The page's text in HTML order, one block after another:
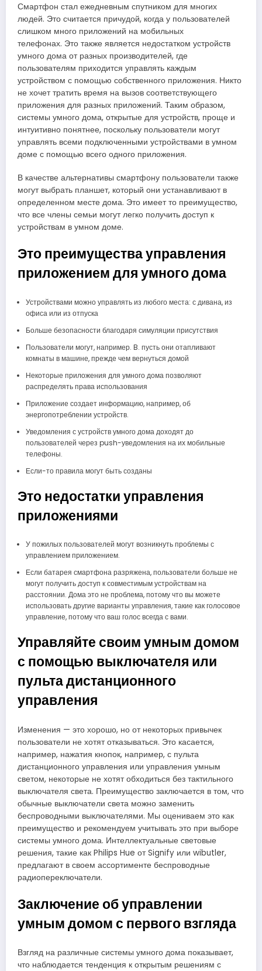
Смартфон стал ежедневным спутником для многих
людей. Это считается причудой, когда у пользователей
слишком много приложений на мобильных
телефонах. Это также является недостатком устройств
умного дома от разных производителей, где
пользователям приходится управлять каждым
устройством с помощью собственного приложения. Никто
не хочет тратить время на вызов соответствующего
приложения для разных приложений. Таким образом,
системы умного дома, открытые для устройств, проще и
интуитивно понятнее, поскольку пользователи могут
управлять всеми подключенными устройствами в умном
доме с помощью всего одного приложения.
В качестве альтернативы смартфону пользователи также
могут выбрать планшет, который они устанавливают в
определенном месте дома. Это имеет то преимущество,
что все члены семьи могут легко получить доступ к
устройствам в умном доме.
Это преимущества управления
приложением для умного дома
Устройствами можно управлять из любого места: с дивана, из
офиса или из отпуска
Больше безопасности благодаря симуляции присутствия
Пользователи могут, например. B. пусть они отапливают
комнаты в машине, прежде чем вернуться домой
Некоторые приложения для умного дома позволяют
распределять права использования
Приложение создает информацию, например, об
энергопотреблении устройств.
Уведомления с устройств умного дома доходят до
пользователей через push-уведомления на их мобильные
телефоны.
Если-то правила могут быть созданы
Это недостатки управления
приложениями
У пожилых пользователей могут возникнуть проблемы с
управлением приложением.
Если батарея смартфона разряжена, пользователи больше не
могут получить доступ к совместимым устройствам на
расстоянии. Дома это не проблема, потому что вы можете
использовать другие варианты управления, такие как голосовое
управление, потому что ваш голос всегда с вами.
Управляйте своим умным домом
с помощью выключателя или
пульта дистанционного
управления
Изменения — это хорошо, но от некоторых привычек
пользователи не хотят отказываться. Это касается,
например, нажатия кнопок, например, с пульта
дистанционного управления или управления умным
светом, некоторые не хотят обходиться без тактильного
выключателя света. Преимущество заключается в том, что
обычные выключатели света можно заменить
беспроводными выключателями. Мы оцениваем это как
преимущество и рекомендуем учитывать это при выборе
системы умного дома. Интеллектуальные световые
решения, такие как Philips Hue от Signify или wibutler,
предлагают в своем ассортименте беспроводные
радиопереключатели.
Заключение об управлении
умным домом с первого взгляда
Взгляд на различные системы умного дома показывает,
что наблюдается тенденция к открытым решениям с